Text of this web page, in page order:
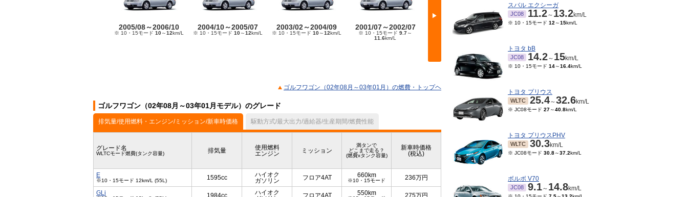
▶
2005/08～2006/10
※ 10・15モード 10～12km/L
2004/10～2005/07
※ 10・15モード 10～12km/L
2003/02～2004/09
※ 10・15モード 10～12km/L
2001/07～2002/07
※ 10・15モード 9.7～
11.6km/L
2000/02～2001/06
※ 10・15モード9.7～11
ゴルフワゴン（02年08月～03年01月）の燃費・トップヘ
ゴルフワゴン（02年08月～03年01月モデル）のグレード
排気量/使用燃料・エンジン/ミッション/新車時価格 駆動方式/最大出力/過給器/生産期間/燃費性能
グレード名
WLTCモード燃費(タンク容量) 排気量
使用燃料
エンジン
ミッション
満タンで
どこまで走る？
(燃費xタンク容量)
新車時価格
(税込)
E
※10・15モード 12km/L (55L) 1595cc
ハイオク
ガソリン
フロア4AT 660km
※10・15モード 236万円
GLi 1984cc
ハイオク
フロア4AT 550km 275万円
スバル エクシーガ
JC08 11.2～ 13.2km/L
※ 10・15モード 12 ～15km/L
トヨタ bB
JC08 14.2～ 15km/L
※ 10・15モード 14～16.4km/L
トヨタ プリウス
WLTC 25.4～32.6km/L
※ JC08モード 27～40.8km/L
トヨタ プリウスPHV
WLTC 30.3km/L
※ JC08モード 30.8～37.2km/L
ボルボ V70
JC08 9.1～ 14.8km/L